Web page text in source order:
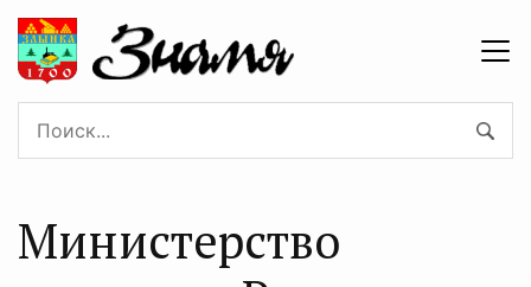
Министерство